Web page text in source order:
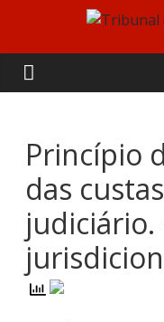
content
da
Relação
de
Princípio
das
judiciário.